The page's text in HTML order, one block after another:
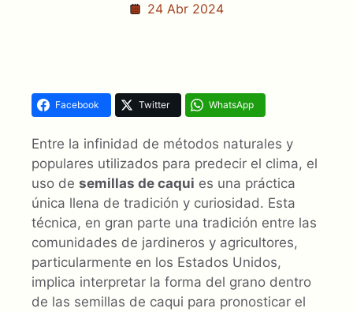
24 Abr 2024
Facebook Twitter WhatsApp
Entre la infinidad de métodos naturales y
populares utilizados para predecir el clima, el
uso de semillas de caqui es una práctica
única llena de tradición y curiosidad. Esta
técnica, en gran parte una tradición entre las
comunidades de jardineros y agricultores,
particularmente en los Estados Unidos,
implica interpretar la forma del grano dentro
de las semillas de caqui para pronosticar el